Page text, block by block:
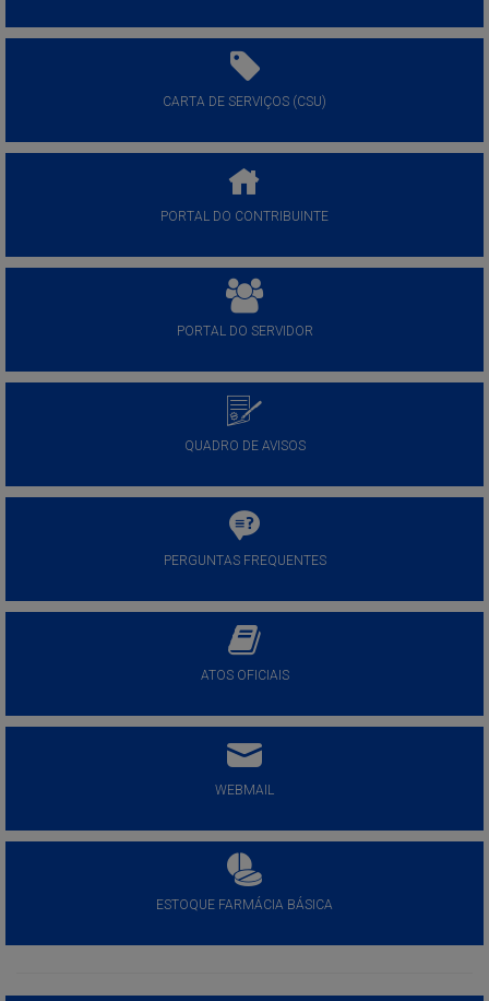
CARTA DE SERVIÇOS (CSU)
PORTAL DO CONTRIBUINTE
PORTAL DO SERVIDOR
QUADRO DE AVISOS
PERGUNTAS FREQUENTES
ATOS OFICIAIS
WEBMAIL
ESTOQUE FARMÁCIA BÁSICA